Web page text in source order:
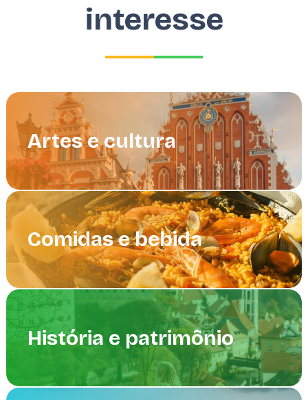
interesse
Artes e cultura
Comidas e bebida
História e patrimônio